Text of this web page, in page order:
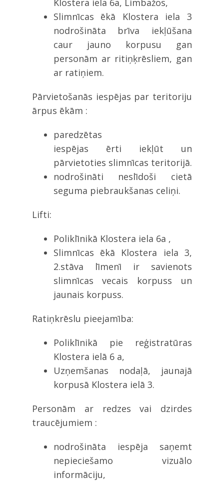
Klostera iela 6a, Limbažos,
Slimnīcas ēkā Klostera iela 3
nodrošināta brīva iekļūšana
caur jauno korpusu gan
personām ar ritiņķrēsliem, gan
ar ratiņiem.
Pārvietošanās iespējas par teritoriju
ārpus ēkām :
paredzētas
iespējas ērti iekļūt un
pārvietoties slimnīcas teritorijā.
nodrošināti neslīdoši cietā
seguma piebraukšanas celiņi.
Lifti:
Poliklīnikā Klostera iela 6a ,
Slimnīcas ēkā Klostera iela 3,
2.stāva līmenī ir savienots
slimnīcas vecais korpuss un
jaunais korpuss.
Ratiņkrēslu pieejamība:
Poliklīnikā pie reģistratūras
Klostera ielā 6 a,
Uzņemšanas nodaļā, jaunajā
korpusā Klostera ielā 3.
Personām ar redzes vai dzirdes
traucējumiem :
nodrošināta iespēja saņemt
nepieciešamo vizuālo
informāciju,